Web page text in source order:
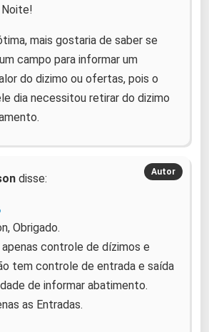
Noite!
mais gostaria de saber se
campo para informar um
do dizimo ou ofertas, pois o
dia necessitou retirar do dizimo
disse:
Obrigado.
apenas controle de dízimos e
tem controle de entrada e saída
de informar abatimento.
as Entradas.